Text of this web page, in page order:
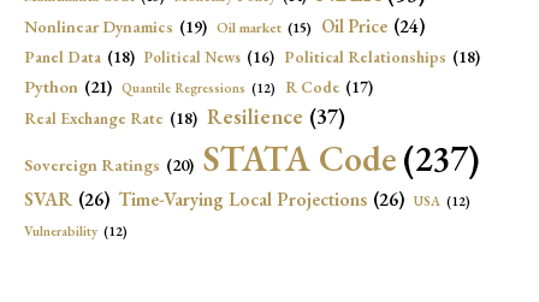
Nonlinear Dynamics (19) Oil market (15) Oil Price (24)
Panel Data (18) Political News (16) Political Relationships (18)
Python (21) Quantile Regressions (12) R Code (17)
Real Exchange Rate (18) Resilience (37)
Sovereign Ratings (20) STATA Code(237)
SVAR (26) Time-Varying Local Projections (26) USA (12)
Vulnerability (12)